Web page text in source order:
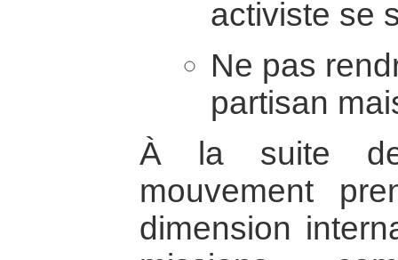
activiste se
Ne pas
partisan
À la suite
mouvement
dimension